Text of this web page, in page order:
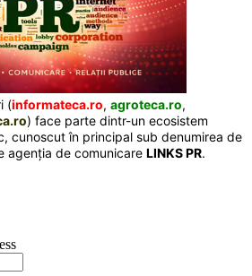
(informateca.ro, agroteca.ro,
) face parte dintr-un ecosistem
cunoscut în principal sub denumirea de
agenția de comunicare LINKS PR.